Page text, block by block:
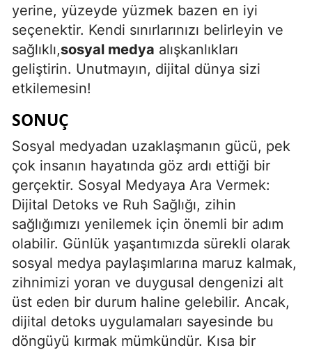
yerine, yüzeyde yüzmek bazen en iyi
seçenektir. Kendi sınırlarınızı belirleyin ve
sağlıklı,sosyal medya alışkanlıkları
geliştirin. Unutmayın, dijital dünya sizi
etkilemesin!
SONUÇ
Sosyal medyadan uzaklaşmanın gücü, pek
çok insanın hayatında göz ardı ettiği bir
gerçektir. Sosyal Medyaya Ara Vermek:
Dijital Detoks ve Ruh Sağlığı, zihin
sağlığımızı yenilemek için önemli bir adım
olabilir. Günlük yaşantımızda sürekli olarak
sosyal medya paylaşımlarına maruz kalmak,
zihnimizi yoran ve duygusal dengenizi alt
üst eden bir durum haline gelebilir. Ancak,
dijital detoks uygulamaları sayesinde bu
döngüyü kırmak mümkündür. Kısa bir